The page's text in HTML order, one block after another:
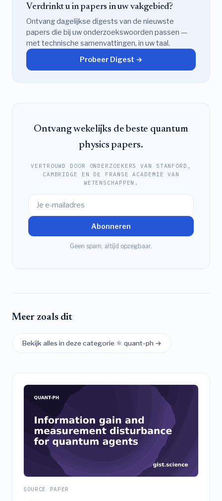
Verdrinkt u in papers in uw vakgebied?
Ontvang dagelijkse digests van de nieuwste
papers die bij uw onderzoekswoorden passen —
met technische samenvattingen, in uw taal.
Probeer Digest →
Ontvang wekelijks de beste quantum
physics papers.
VERTROUWD DOOR ONDERZOEKERS VAN STANFORD,
CAMBRIDGE EN DE FRANSE ACADEMIE VAN
WETENSCHAPPEN.
Abonneren
Geen spam, altijd opzegbaar.
Meer zoals dit
Bekijk alles in deze categorie ⚛️ quant-ph →
SOURCE PAPER